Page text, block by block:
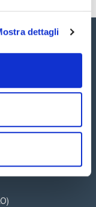
dettagli